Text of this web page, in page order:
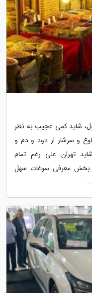
شاید کمی عجیب به نظر
و سرشار از دود و دم و
تهران علی رغم تمام
بخش معرفی سوغات سهل